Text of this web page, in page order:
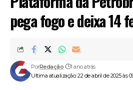
pega fogo e deixa 14
Ultima atualização: 22 de abril de 2025 às
PorRedação 1 ano atrás